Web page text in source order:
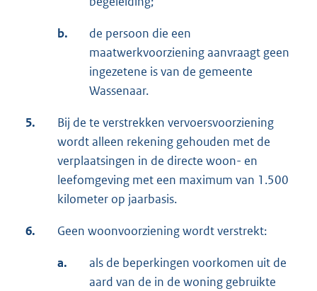
b.
de persoon die een
maatwerkvoorziening aanvraagt geen
ingezetene is van de gemeente
Wassenaar.
5.
Bij de te verstrekken vervoersvoorziening
wordt alleen rekening gehouden met de
verplaatsingen in de directe woon- en
leefomgeving met een maximum van 1.500
kilometer op jaarbasis.
6. Geen woonvoorziening wordt verstrekt:
a.
als de beperkingen voorkomen uit de
aard van de in de woning gebruikte